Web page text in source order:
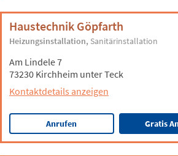
Haustechnik Göpfarth
Heizungsinstallation Sanitärinstallation
Am Lindele 7
73230 Kirchheim unter Teck
Kontaktdetails anzeigen
Anrufen Gratis